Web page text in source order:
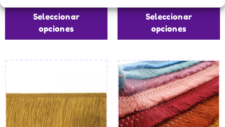
Seleccionar
opciones
Seleccionar
opciones